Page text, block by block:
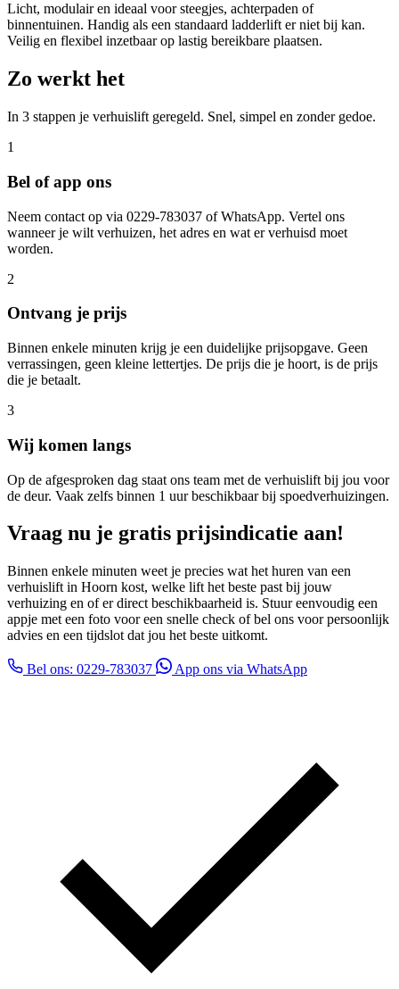
Licht, modulair en ideaal voor steegjes, achterpaden of
binnentuinen. Handig als een standaard ladderlift er niet bij kan.
Veilig en flexibel inzetbaar op lastig bereikbare plaatsen.
Zo werkt het
In 3 stappen je verhuislift geregeld. Snel, simpel en zonder gedoe.
1
Bel of app ons
Neem contact op via 0229-783037 of WhatsApp. Vertel ons
wanneer je wilt verhuizen, het adres en wat er verhuisd moet
worden.
2
Ontvang je prijs
Binnen enkele minuten krijg je een duidelijke prijsopgave. Geen
verrassingen, geen kleine lettertjes. De prijs die je hoort, is de prijs
die je betaalt.
3
Wij komen langs
Op de afgesproken dag staat ons team met de verhuislift bij jou voor
de deur. Vaak zelfs binnen 1 uur beschikbaar bij spoedverhuizingen.
Vraag nu je gratis prijsindicatie aan!
Binnen enkele minuten weet je precies wat het huren van een
verhuislift in Hoorn kost, welke lift het beste past bij jouw
verhuizing en of er direct beschikbaarheid is. Stuur eenvoudig een
appje met een foto voor een snelle check of bel ons voor persoonlijk
advies en een tijdslot dat jou het beste uitkomt.
Bel ons: 0229-783037 App ons via WhatsApp